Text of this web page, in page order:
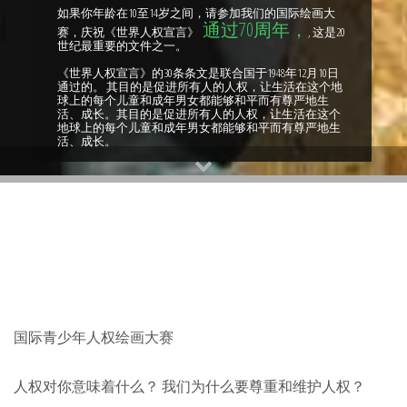
如果你年龄在10至14岁之间，请参加我们的国际绘画大
赛，庆祝《世界人权宣言》
通过70周年， , 这是20
世纪最重要的文件之一。
《世界人权宣言》的30条条文是联合国于1948年12月10日
通过的。 其目的是促进所有人的人权，让生活在这个地
球上的每个儿童和成年男女都能够和平而有尊严地生
活、成长。其目的是促进所有人的人权，让生活在这个
地球上的每个儿童和成年男女都能够和平而有尊严地生
活、成长。
国际青少年人权绘画大赛
人权对你意味着什么？ 我们为什么要尊重和维护人权？